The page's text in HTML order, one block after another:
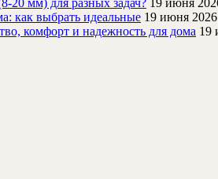
мм) для разных задач? 19 июня
как выбрать идеальные 19 июня 2026
комфорт и надежность для дома 19